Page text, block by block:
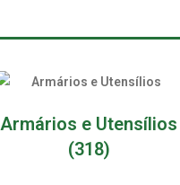
Armários e Utensílios
(318)